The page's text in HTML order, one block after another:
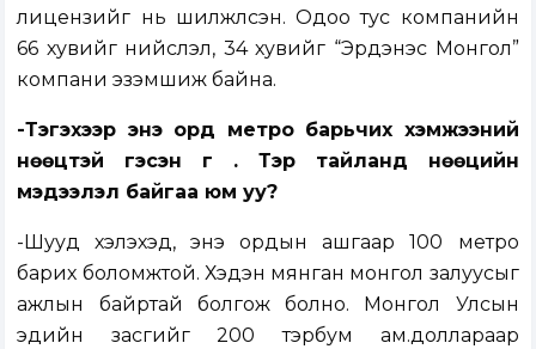
лицензийг нь шилжүүлсэн. Одоо тус компанийн
66 хувийг нийслэл, 34 хувийг “Эрдэнэс Монгол”
компани эзэмшиж байна.
-Тэгэхээр энэ орд метро барьчих хэмжээний
нөөцтэй гэсэн үг үү. Тэр тайланд нөөцийн
мэдээлэл байгаа юм уу?
-Шууд хэлэхэд, энэ ордын ашгаар 100 метро
барих боломжтой. Хэдэн мянган монгол залуусыг
ажлын байртай болгож болно. Монгол Улсын
эдийн засгийг 200 тэрбум ам.доллараар